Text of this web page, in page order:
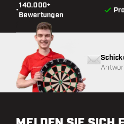
•
140.000+
Bewertungen